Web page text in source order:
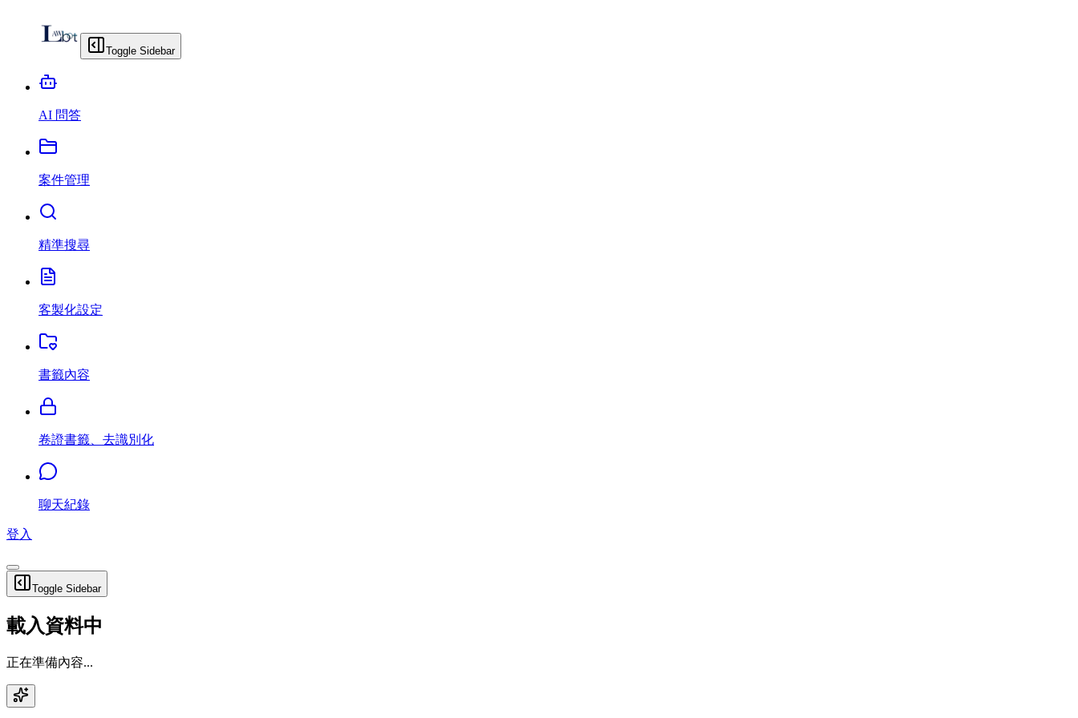
Toggle Sidebar
AI 問答
案件管理
精準搜尋
客製化設定
書籤內容
卷證書籤、去識別化
聊天紀錄
登入
Toggle Sidebar
載入資料中
正在準備內容...